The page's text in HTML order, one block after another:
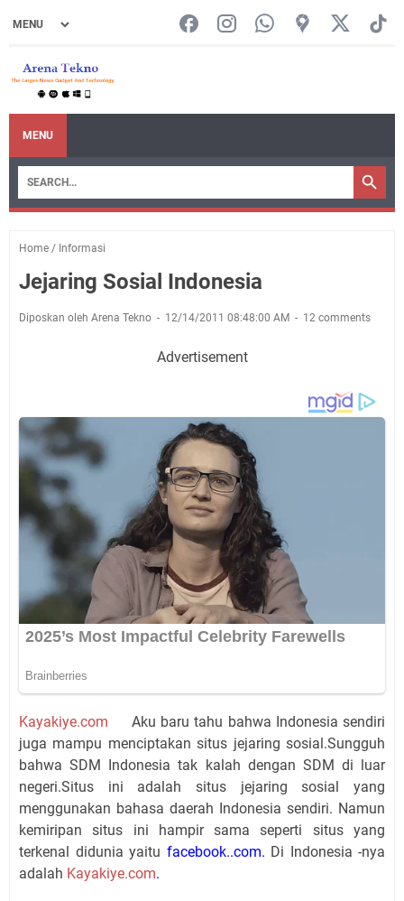
MENU
Home / Informasi
Jejaring Sosial Indonesia
Diposkan oleh Arena Tekno 12/14/2011 08:48:00 AM 12 comments
Advertisement
Kayakiye.com Aku baru tahu bahwa Indonesia sendiri
juga mampu menciptakan situs jejaring sosial.Sungguh
bahwa SDM Indonesia tak kalah dengan SDM di luar
negeri.Situs ini adalah situs jejaring sosial yang
menggunakan bahasa daerah Indonesia sendiri. Namun
kemiripan situs ini hampir sama seperti situs yang
terkenal didunia yaitu facebook..com. Di Indonesia -nya
adalah Kayakiye.com.